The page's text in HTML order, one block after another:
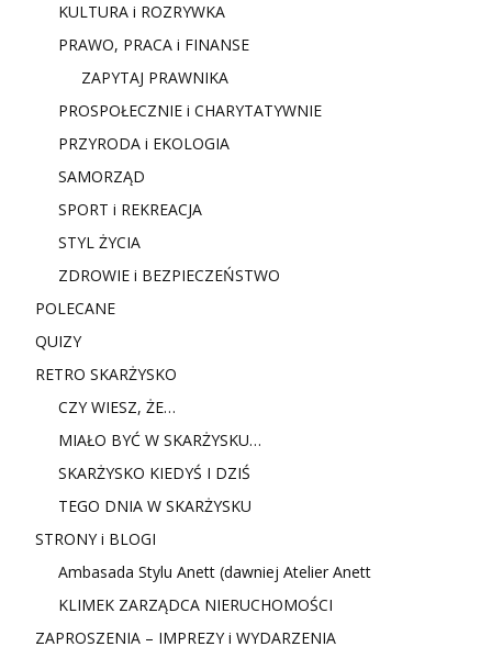
KULTURA i ROZRYWKA
PRAWO, PRACA i FINANSE
ZAPYTAJ PRAWNIKA
PROSPOŁECZNIE i CHARYTATYWNIE
PRZYRODA i EKOLOGIA
SAMORZĄD
SPORT i REKREACJA
STYL ŻYCIA
ZDROWIE i BEZPIECZEŃSTWO
POLECANE
QUIZY
RETRO SKARŻYSKO
CZY WIESZ, ŻE…
MIAŁO BYĆ W SKARŻYSKU…
SKARŻYSKO KIEDYŚ I DZIŚ
TEGO DNIA W SKARŻYSKU
STRONY i BLOGI
Ambasada Stylu Anett (dawniej Atelier Anett
KLIMEK ZARZĄDCA NIERUCHOMOŚCI
ZAPROSZENIA – IMPREZY i WYDARZENIA